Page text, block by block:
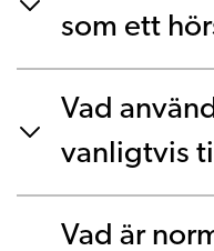
som ett
Vad
vanligtvis
Vad är